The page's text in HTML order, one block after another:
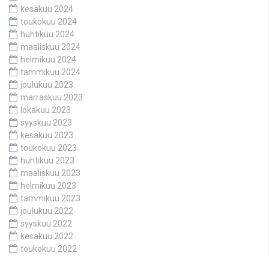
kesäkuu 2024
toukokuu 2024
huhtikuu 2024
maaliskuu 2024
helmikuu 2024
tammikuu 2024
joulukuu 2023
marraskuu 2023
lokakuu 2023
syyskuu 2023
kesäkuu 2023
toukokuu 2023
huhtikuu 2023
maaliskuu 2023
helmikuu 2023
tammikuu 2023
joulukuu 2022
syyskuu 2022
kesäkuu 2022
toukokuu 2022